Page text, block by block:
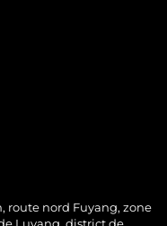
route nord Fuyang, zone
Luyang, district de